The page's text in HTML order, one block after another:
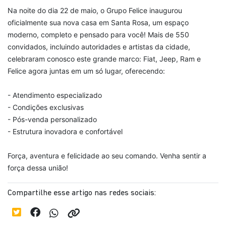
Na noite do dia 22 de maio, o Grupo Felice inaugurou
oficialmente sua nova casa em Santa Rosa, um espaço
moderno, completo e pensado para você! Mais de 550
convidados, incluindo autoridades e artistas da cidade,
celebraram conosco este grande marco: Fiat, Jeep, Ram e
Felice agora juntas em um só lugar, oferecendo:
- Atendimento especializado
- Condições exclusivas
- Pós-venda personalizado
- Estrutura inovadora e confortável
Força, aventura e felicidade ao seu comando. Venha sentir a
força dessa união!
Compartilhe esse artigo nas redes sociais: